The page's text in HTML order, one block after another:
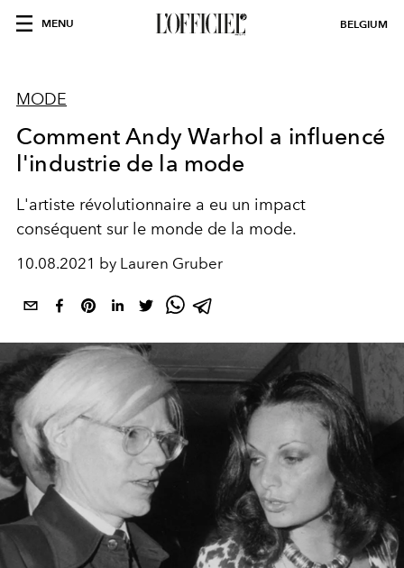
MENU BELGIUM
MODE
Comment Andy Warhol a influencé
l'industrie de la mode
L'artiste révolutionnaire a eu un impact
conséquent sur le monde de la mode.
10.08.2021 by Lauren Gruber